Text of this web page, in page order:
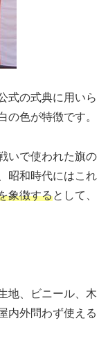
式の式典に用いら
の色が特徴です。
いで使われた旗の
昭和時代にはこれ
象徴するとして、
地、ビニール、木
内外問わず使える